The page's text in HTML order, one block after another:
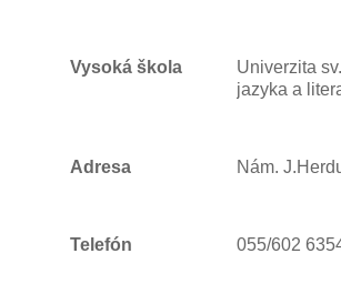
Vysoká škola
Univerzita
jazyka a
Adresa Nám.
Telefón 055/602